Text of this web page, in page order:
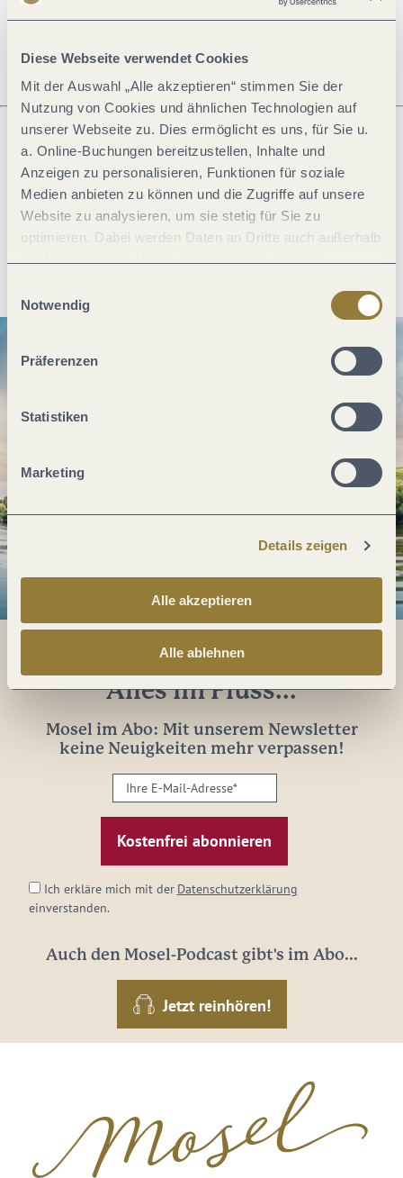
Diese Webseite verwendet Cookies
Mit der Auswahl „Alle akzeptieren“ stimmen Sie der
Nutzung von Cookies und ähnlichen Technologien auf
unserer Webseite zu. Dies ermöglicht es uns, für Sie u.
a. Online-Buchungen bereitzustellen, Inhalte und
Anzeigen zu personalisieren, Funktionen für soziale
Medien anbieten zu können und die Zugriffe auf unsere
Website zu analysieren, um sie stetig für Sie zu
optimieren. Dabei werden Daten an Dritte auch außerhalb
jederzeit widerrufen werden. Mit der Auswahl "Alle
ablehnen" kann es zu Beeinträchtigungen in der Nutzung
Notwendig
Präferenzen
Statistiken
Marketing
Details zeigen
Alle akzeptieren
Alle ablehnen
Öffnungszeiten
Was möchtest du als nächstes tun?
Anreise planen PDF erzeugen
Alles im Fluss...
Mosel im Abo: Mit unserem Newsletter
keine Neuigkeiten mehr verpassen!
Ihre
E-
Mail-
Adresse:
Ich erkläre mich mit der Datenschutzerklärung
einverstanden.
Auch den Mosel-Podcast gibt's im Abo...
Jetzt reinhören!